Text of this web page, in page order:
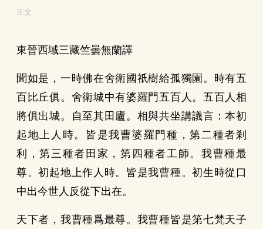
正文
東晉西域三藏竺曇無蘭譯
聞如是，一時佛在舍衛國祇樹給孤獨園。時有五
百比丘俱。舍衛城中有婆羅門五百人。五百人相
將俱出城。自至其田廬。相與共坐講議言：本初
起地上人時。皆是我曹婆羅門種，第二種者剎
利，第三種者田家，第四種者工師。我曹種最
尊。初起地上作人時。皆是我曹種。初生時從口
中出今世人反從下出在。
天下者，我曹種爲最尊。我曹種皆是第七梵天子